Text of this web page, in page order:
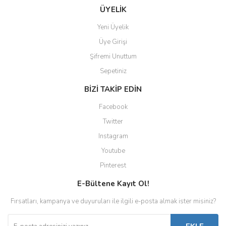
ÜYELİK
Yeni Üyelik
Üye Girişi
Şifremi Unuttum
Sepetiniz
BİZİ TAKİP EDİN
Facebook
Twitter
Instagram
Youtube
Pinterest
E-Bültene Kayıt Ol!
Fırsatları, kampanya ve duyuruları ile ilgili e-posta almak ister misiniz?